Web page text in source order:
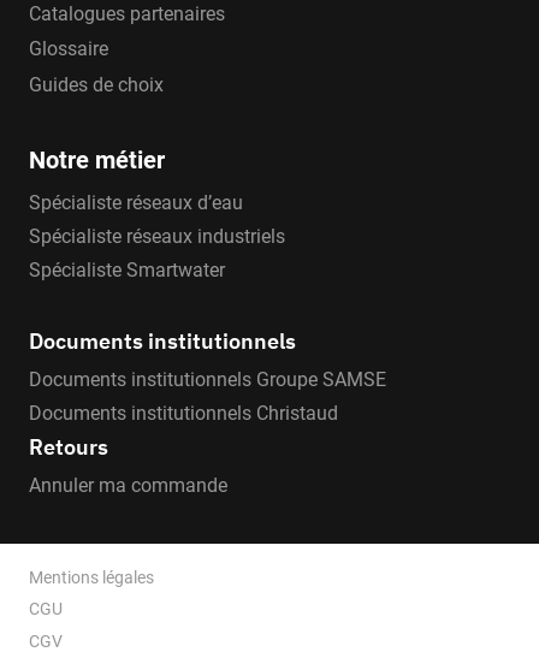
Catalogues partenaires
Glossaire
Guides de choix
Notre métier
Spécialiste réseaux d’eau
Spécialiste réseaux industriels
Spécialiste Smartwater
Documents institutionnels
Documents institutionnels Groupe SAMSE
Documents institutionnels Christaud
Retours
Annuler ma commande
Mentions légales
CGU
CGV